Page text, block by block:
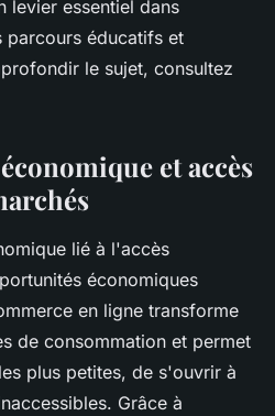
levier essentiel dans
parcours éducatifs et
le sujet, consultez
et accès
lié à l'accès
économiques
en ligne transforme
de consommation et permet
plus petites, de s'ouvrir à
Grâce à